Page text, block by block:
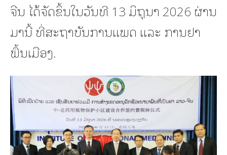
ຈີນ ໄດ້ຈັດຂຶ້ນໃນວັນທີ 13 ມິຖຸນາ 2026 ຜ່ານ
ມານີ້ ທີ່ສະຖາບັນການແພດ ແລະ ການຢາ
ພື້ນເມືອງ.